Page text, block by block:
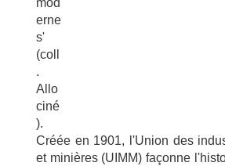
Créée en 1901, l'Union des
et minières (UIMM) façonne